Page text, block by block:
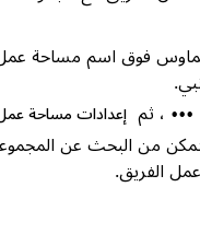
فوق اسم مساحة
••• ، ثم إعدادات مساحة
من البحث عن
الفريق.